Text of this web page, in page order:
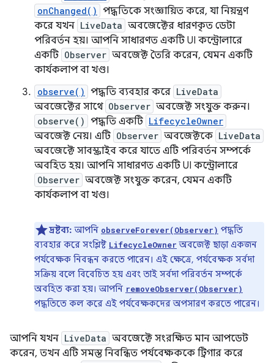
onChanged() পদ্ধতিকে সংজ্ঞায়িত করে, যা নিয়ন্ত্রণ
করে যখন LiveData অবজেক্টের ধারণকৃত ডেটা
পরিবর্তন হয়। আপনি সাধারণত একটি UI কন্ট্রোলারে
একটি Observer অবজেক্ট তৈরি করেন, যেমন একটি
কার্যকলাপ বা খণ্ড।
observe() পদ্ধতি ব্যবহার করে LiveData
অবজেক্টের সাথে Observer অবজেক্ট সংযুক্ত করুন।
observe() পদ্ধতি একটি LifecycleOwner
অবজেক্ট নেয়। এটি Observer অবজেক্টকে LiveData
অবজেক্টে সাবস্ক্রাইব করে যাতে এটি পরিবর্তন সম্পর্কে
অবহিত হয়। আপনি সাধারণত একটি UI কন্ট্রোলারে
Observer অবজেক্ট সংযুক্ত করেন, যেমন একটি
কার্যকলাপ বা খণ্ড।
দ্রষ্টব্য: আপনি observeForever(Observer) পদ্ধতি
ব্যবহার করে সংশ্লিষ্ট LifecycleOwner অবজেক্ট ছাড়া একজন
পর্যবেক্ষক নিবন্ধন করতে পারেন। এই ক্ষেত্রে, পর্যবেক্ষক সর্বদা
সক্রিয় বলে বিবেচিত হয় এবং তাই সর্বদা পরিবর্তন সম্পর্কে
অবহিত করা হয়। আপনি removeObserver(Observer)
পদ্ধতিতে কল করে এই পর্যবেক্ষকদের অপসারণ করতে পারেন।
আপনি যখন LiveData অবজেক্টে সংরক্ষিত মান আপডেট
করেন, তখন এটি সমস্ত নিবন্ধিত পর্যবেক্ষককে ট্রিগার করে